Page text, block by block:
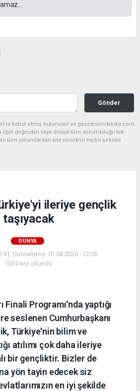
Gönder
kabul etmiş bulunuyor ve gazetesondakika.com
ilgili doğrudan veya dolaylı tüm sorumluluğu tek
tüm yorumlardan site yönetimi hiçbir şekilde
ileriye gençlik
taşıyacak
DÜNYA
Güncelleme: 01.08.2026 - 12:05
1534 kez okundu.
Finali Programı'nda yaptığı
seslenen Cumhurbaşkanı
Türkiye'nin bilim ve
atılımı çok daha ileriye
bir gençliktir. Bizler de
yön tayin edecek siz
en iyi şekilde